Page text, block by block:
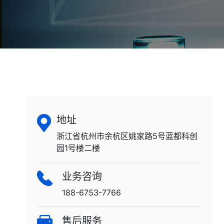
地址
浙江省杭州市余杭区姚家路5号蓝都科创
园1号楼二楼
业务咨询
188-6753-7766
售后服务